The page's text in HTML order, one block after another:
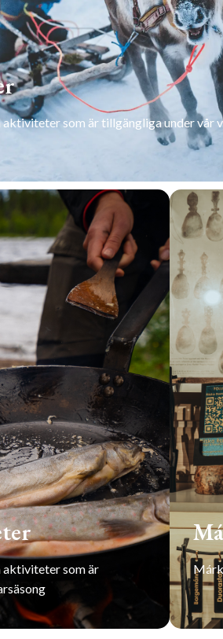
som är tillgängliga under vår
aktiviteter som är